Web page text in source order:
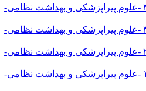
دوره ۱۹ - شماره ۴ -علوم پیراپزشکی و بهداشت نظامی-
دوره ۱۹ - شماره ۳ -علوم پیراپزشکی و بهداشت نظامی-
دوره ۱۹ - شماره ۲ -علوم پیراپزشکی و بهداشت نظامی-
دوره ۱۹ - شماره ۱ -علوم پیراپزشکی و بهداشت نظامی-